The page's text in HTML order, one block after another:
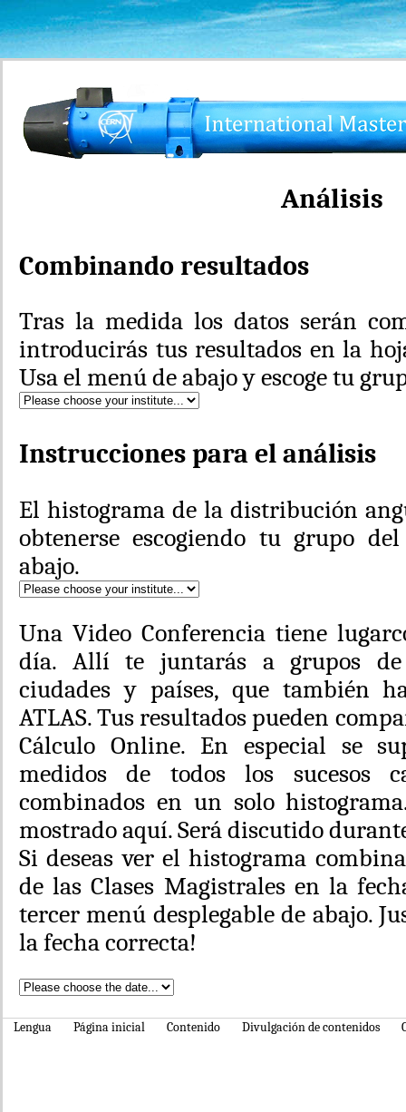
Análisis
Combinando resultados
Tras la medida los datos serán
introducirás tus resultados en la
Usa el menú de abajo y escoge tu
Instrucciones para el análisis
El histograma de la distribución
obtenerse escogiendo tu grupo
abajo.
Una Video Conferencia tiene
día. Allí te juntarás a grupos de
ciudades y países, que también
ATLAS. Tus resultados pueden
Cálculo Online. En especial se
medidos de todos los sucesos
combinados en un solo
mostrado aquí. Será discutido
Si deseas ver el histograma
de las Clases Magistrales en la
tercer menú desplegable de abajo.
la fecha correcta!
Lengua Página inicial Contenido Divulgación de contenidos